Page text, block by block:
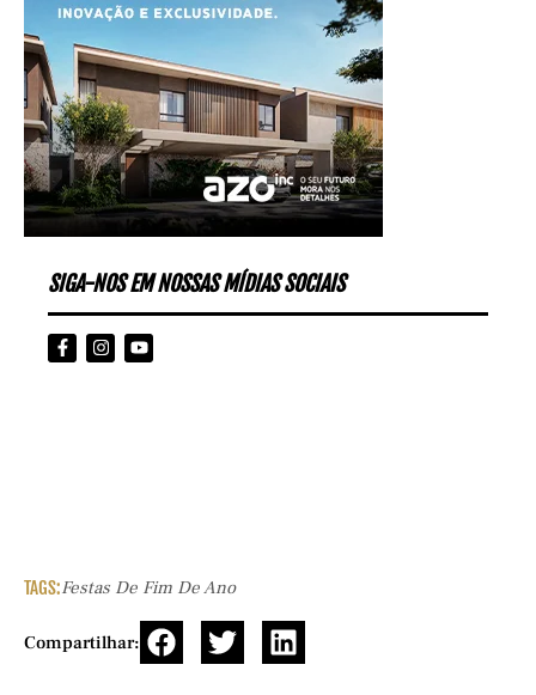
SIGA-NOS EM NOSSAS MÍDIAS SOCIAIS
TAGS:Festas De Fim De Ano
Compartilhar: